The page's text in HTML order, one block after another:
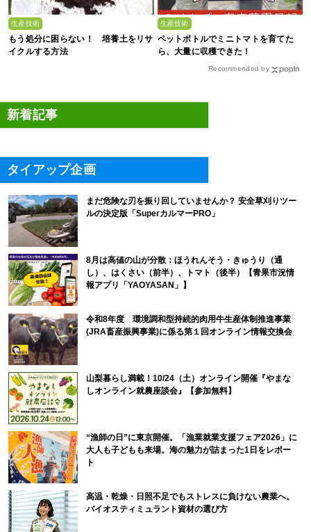
生産技術
もう処分に困らない！ 培養土をリサ
イクルする方法
生産技術
ペットボトルでミニトマトを育てた
ら、大量に収穫できた！
Recommended by
新着記事
タイアップ企画
まだ危険な刃を振り回していませんか？ 安全草刈りツー
ルの決定版「SuperカルマーPRO」
8月は高値の山が分散：ほうれんそう・きゅうり（通
し）、はくさい（前半）、トマト（後半）【青果市況情
報アプリ「YAOYASAN」】
令和8年度 環境調和型持続的肉用牛生産体制推進事業
(JRA畜産振興事業)に係る第１回オンライン情報交換会
山梨暮らし満載！10/24（土）オンライン開催『やまな
しオンライン就農座談会』【参加無料】
“漁師の日”に東京開催。「漁業就業支援フェア2026」に
大人も子どもも来場。海の魅力が詰まった1日をレポー
ト
高温・乾燥・日照不足でもストレスに負けない農業へ。
バイオスティミュラント資材の選び方